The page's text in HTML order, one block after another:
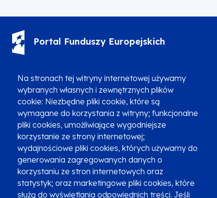
Na stronach tej witryny internetowej używamy
wybranych własnych i zewnętrznych plików
cookie: Niezbędne pliki cookie, które są
wymagane do korzystania z witryny; funkcjonalne
pliki cookies, umożliwiające wygodniejsze
korzystanie ze strony internetowej;
wydajnościowe pliki cookies, których używamy do
generowania zagregowanych danych o
korzystaniu ze stron internetowych oraz
statystyk; oraz marketingowe pliki cookies, które
służą do wyświetlania odpowiednich treści. Jeśli
Portal Funduszy Europejskich
Zgłoszenia podejrzenia niezgodności z KPP i KPON
Newsletter
Fundusze SMS-em
Najczęściej zadawane pytania
Promocja projektu